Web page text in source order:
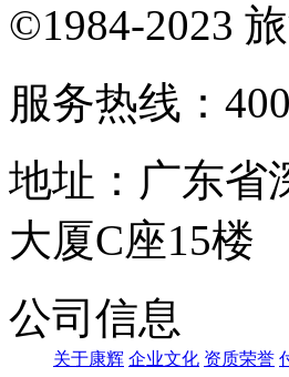
©1984-2023
服务热线：
地址：广东省
大厦C座15楼
公司信息
关于康辉 企业文化 资质荣誉